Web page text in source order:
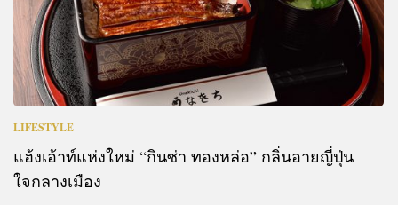
LIFESTYLE
แฮ้งเอ้าท์แห่งใหม่ “กินซ่า ทองหล่อ” กลิ่นอายญี่ปุ่น
ใจกลางเมือง